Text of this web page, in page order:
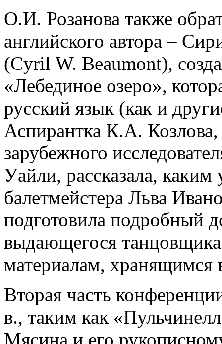
О.И. Розанова также
английского автора –
(Cyril W. Beaumont),
«Лебединое озеро»,
русский язык (как и
Аспирантка К.А. Козлова,
зарубежного
Уайли, рассказала, каким
балетмейстера Льва
подготовила подробный
выдающегося
материалам,
Вторая часть
в., таким как
Мясина и его